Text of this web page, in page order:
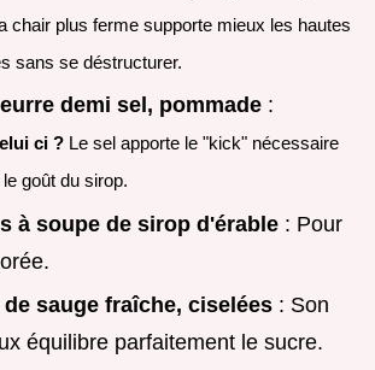
chair plus ferme supporte mieux les hautes
sans se déstructurer.
demi sel, pommade :
ci ? Le sel apporte le "kick" nécessaire
goût du sirop.
à soupe de sirop d'érable : Pour
sauge fraîche, ciselées : Son
équilibre parfaitement le sucre.